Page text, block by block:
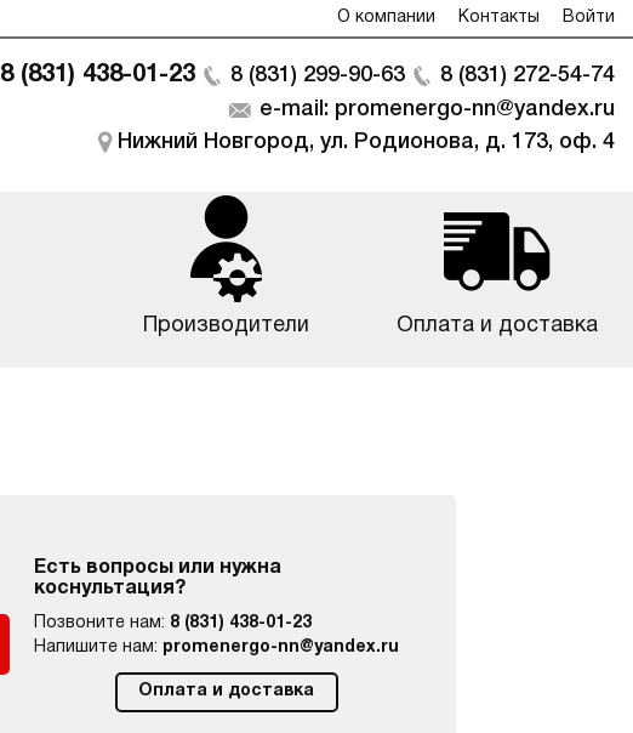
О компании Контакты Войти
8 (831) 438-01-23 8 (831) 299-90-63
8 (831) 272-54-74
e-mail: promenergo-nn@yandex.ru
Нижний Новгород, ул. Родионова, д. 173, оф. 4
Производители Оплата и доставка
Есть вопросы или нужна
коснультация?
Позвоните нам: 8 (831) 438-01-23
Напишите нам: promenergo-nn@yandex.ru
Оплата и доставка